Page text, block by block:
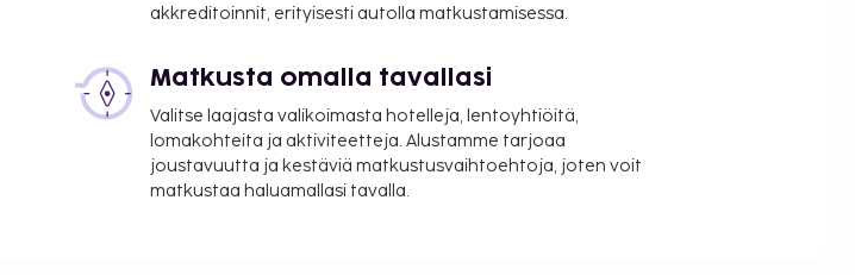
akkreditoinnit, erityisesti autolla matkustamisessa.
Matkusta omalla tavallasi
Valitse laajasta valikoimasta hotelleja, lentoyhtiöitä,
lomakohteita ja aktiviteetteja. Alustamme tarjoaa
joustavuutta ja kestäviä matkustusvaihtoehtoja, joten voit
matkustaa haluamallasi tavalla.